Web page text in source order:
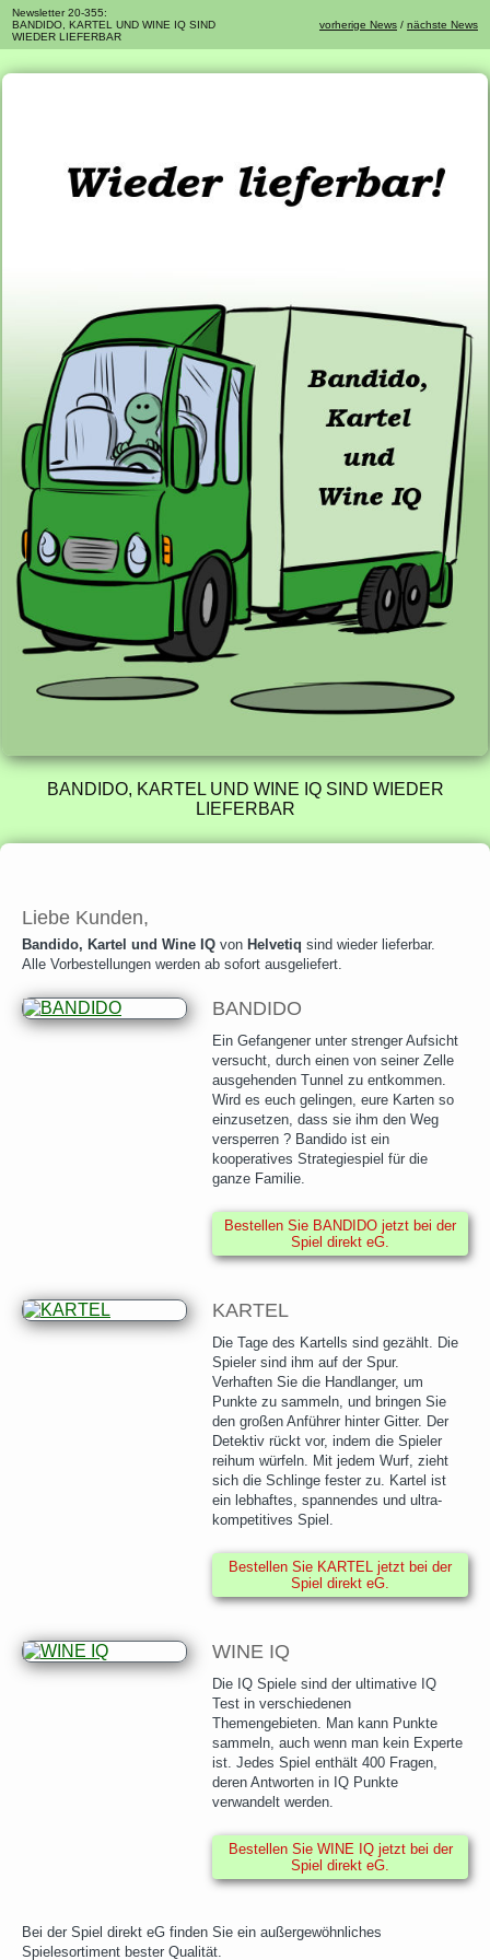
Newsletter 20-355:
BANDIDO, KARTEL UND WINE IQ SIND
WIEDER LIEFERBAR
vorherige News / nächste News
BANDIDO, KARTEL UND WINE IQ SIND WIEDER
LIEFERBAR
Liebe Kunden,
Bandido, Kartel und Wine IQ von Helvetiq sind wieder lieferbar.
Alle Vorbestellungen werden ab sofort ausgeliefert.
BANDIDO
Ein Gefangener unter strenger Aufsicht
versucht, durch einen von seiner Zelle
ausgehenden Tunnel zu entkommen.
Wird es euch gelingen, eure Karten so
einzusetzen, dass sie ihm den Weg
versperren ? Bandido ist ein
kooperatives Strategiespiel für die
ganze Familie.
Bestellen Sie BANDIDO jetzt bei der
Spiel direkt eG.
KARTEL
Die Tage des Kartells sind gezählt. Die
Spieler sind ihm auf der Spur.
Verhaften Sie die Handlanger, um
Punkte zu sammeln, und bringen Sie
den großen Anführer hinter Gitter. Der
Detektiv rückt vor, indem die Spieler
reihum würfeln. Mit jedem Wurf, zieht
sich die Schlinge fester zu. Kartel ist
ein lebhaftes, spannendes und ultra-
kompetitives Spiel.
Bestellen Sie KARTEL jetzt bei der
Spiel direkt eG.
WINE IQ
Die IQ Spiele sind der ultimative IQ
Test in verschiedenen
Themengebieten. Man kann Punkte
sammeln, auch wenn man kein Experte
ist. Jedes Spiel enthält 400 Fragen,
deren Antworten in IQ Punkte
verwandelt werden.
Bestellen Sie WINE IQ jetzt bei der
Spiel direkt eG.
Bei der Spiel direkt eG finden Sie ein außergewöhnliches
Spielesortiment bester Qualität.